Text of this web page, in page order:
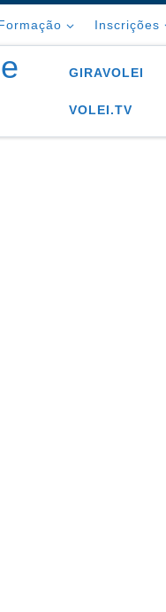
Inscrições
GIRAVOLEI
VOLEI.TV